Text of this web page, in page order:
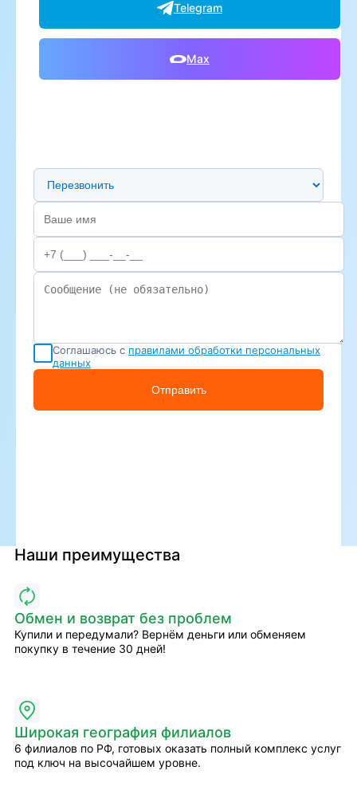
Telegram
Max
Предпочтительный способ связи
Соглашаюсь с правилами обработки персональных
данных
Отправить
Наши преимущества
Обмен и возврат без проблем
Купили и передумали? Вернём деньги или обменяем
покупку в течение 30 дней!
Широкая география филиалов
6 филиалов по РФ, готовых оказать полный комплекс услуг
под ключ на высочайшем уровне.